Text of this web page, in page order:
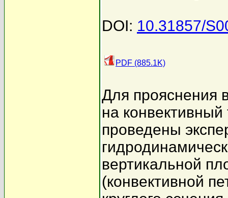
DOI: 10.31857/
PDF (885.1K)
Для прояснения
на
проведены
вертикальной
(конвективной